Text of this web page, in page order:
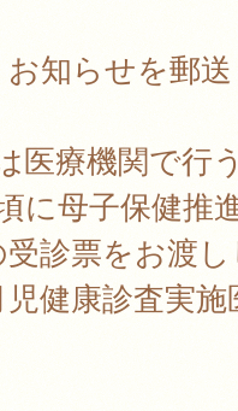
知らせを郵
医療機関で行
に母子保健推
診票をお渡
健康診査実